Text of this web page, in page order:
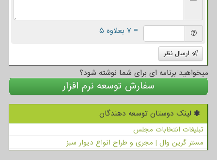
= ۷ بعلاوه ۵
ارسال نظر
میخواهید برنامه ای برای شما نوشته شود؟
سفارش توسعه نرم افزار
لینک دوستان توسعه دهندگان
تبلیغات انتخابات مجلس
مستر گرین وال | مجری و طراح انواع دیوار سبز